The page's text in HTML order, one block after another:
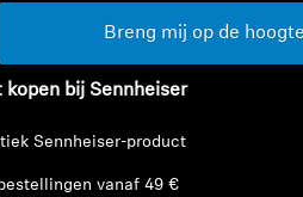
Breng mij op de
kopen bij Sennheiser
Sennheiser-product
vanaf 49 €